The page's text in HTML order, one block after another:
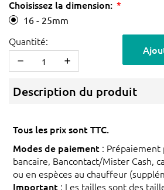
Choisissez la dimension:
16 - 25mm
Quantité:
Description du produit
Tous les prix sont TTC.
Modes de paiement :
bancaire, Bancontact/Mister Cash,
ou en espèces au chauffeur
Important : Les tailles sont des